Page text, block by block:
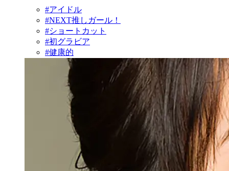
#アイドル
#NEXT推しガール！
#ショートカット
#初グラビア
#健康的